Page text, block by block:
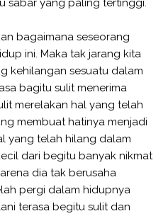
sabar yang paling tertinggi.
bagaimana seseorang
ini. Maka tak jarang kita
kehilangan sesuatu dalam
bagitu sulit menerima
merelakan hal yang telah
membuat hatinya menjadi
yang telah hilang dalam
dari begitu banyak nikmat
dia tak berusaha
pergi dalam hidupnya
terasa begitu sulit dan